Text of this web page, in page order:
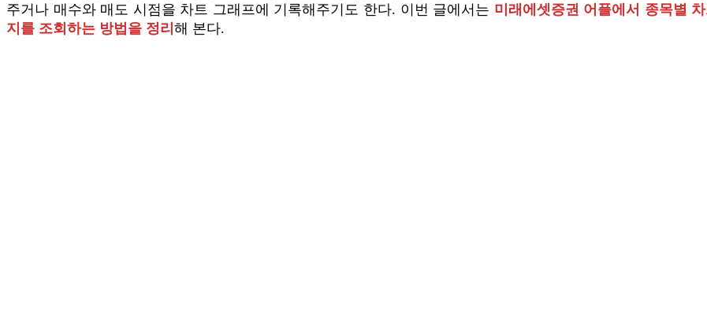
주거나 매수와 매도 시점을 차트 그래프에 기록해주기도 한다. 이번 글에서는 미래에셋증권 어플에서 종목별
지를 조회하는 방법을 정리 해 본다.